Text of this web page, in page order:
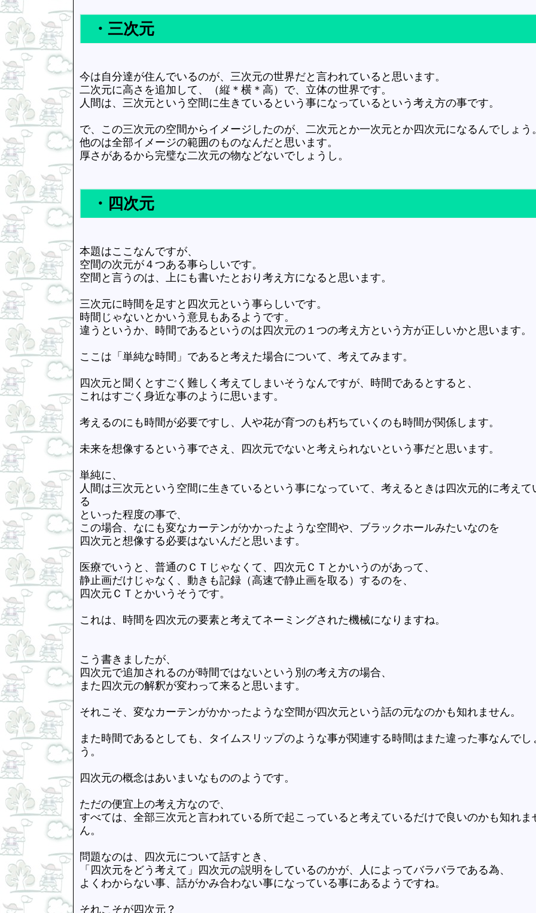
・三次元
今は自分達が住んでいるのが、三次元の世界だと言われていると思います。
二次元に高さを追加して、（縦＊横＊高）で、立体の世界です。
人間は、三次元という空間に生きているという事になっているという考え方の事です。
で、この三次元の空間からイメージしたのが、二次元とか一次元とか四次元になるんでしょう
他のは全部イメージの範囲のものなんだと思います。
厚さがあるから完璧な二次元の物などないでしょうし。
・四次元
本題はここなんですが、
空間の次元が４つある事らしいです。
空間と言うのは、上にも書いたとおり考え方になると思います。
三次元に時間を足すと四次元という事らしいです。
時間じゃないとかいう意見もあるようです。
違うというか、時間であるというのは四次元の１つの考え方という方が正しいかと思います。
ここは「単純な時間」であると考えた場合について、考えてみます。
四次元と聞くとすごく難しく考えてしまいそうなんですが、時間であるとすると、
これはすごく身近な事のように思います。
考えるのにも時間が必要ですし、人や花が育つのも朽ちていくのも時間が関係します。
未来を想像するという事でさえ、四次元でないと考えられないという事だと思います。
単純に、
人間は三次元という空間に生きているという事になっていて、考えるときは四次元的に考えて
る
といった程度の事で、
この場合、なにも変なカーテンがかかったような空間や、ブラックホールみたいなのを
四次元と想像する必要はないんだと思います。
医療でいうと、普通のＣＴじゃなくて、四次元ＣＴとかいうのがあって、
静止画だけじゃなく、動きも記録（高速で静止画を取る）するのを、
四次元ＣＴとかいうそうです。
これは、時間を四次元の要素と考えてネーミングされた機械になりますね。
こう書きましたが、
四次元で追加されるのが時間ではないという別の考え方の場合、
また四次元の解釈が変わって来ると思います。
それこそ、変なカーテンがかかったような空間が四次元という話の元なのかも知れません。
また時間であるとしても、タイムスリップのような事が関連する時間はまた違った事なんでし
う。
四次元の概念はあいまいなもののようです。
ただの便宜上の考え方なので、
すべては、全部三次元と言われている所で起こっていると考えているだけで良いのかも知れま
ん。
問題なのは、四次元について話すとき、
「四次元をどう考えて」四次元の説明をしているのかが、人によってバラバラである為、
よくわからない事、話がかみ合わない事になっている事にあるようですね。
それこそが四次元？